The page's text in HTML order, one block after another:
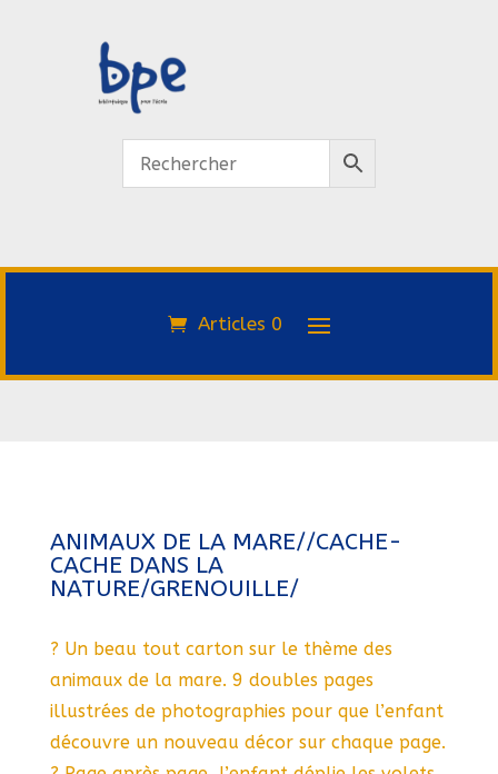
Articles 0
ANIMAUX DE LA MARE//CACHE-
CACHE DANS LA
NATURE/GRENOUILLE/
? Un beau tout carton sur le thème des
animaux de la mare. 9 doubles pages
illustrées de photographies pour que l’enfant
découvre un nouveau décor sur chaque page.